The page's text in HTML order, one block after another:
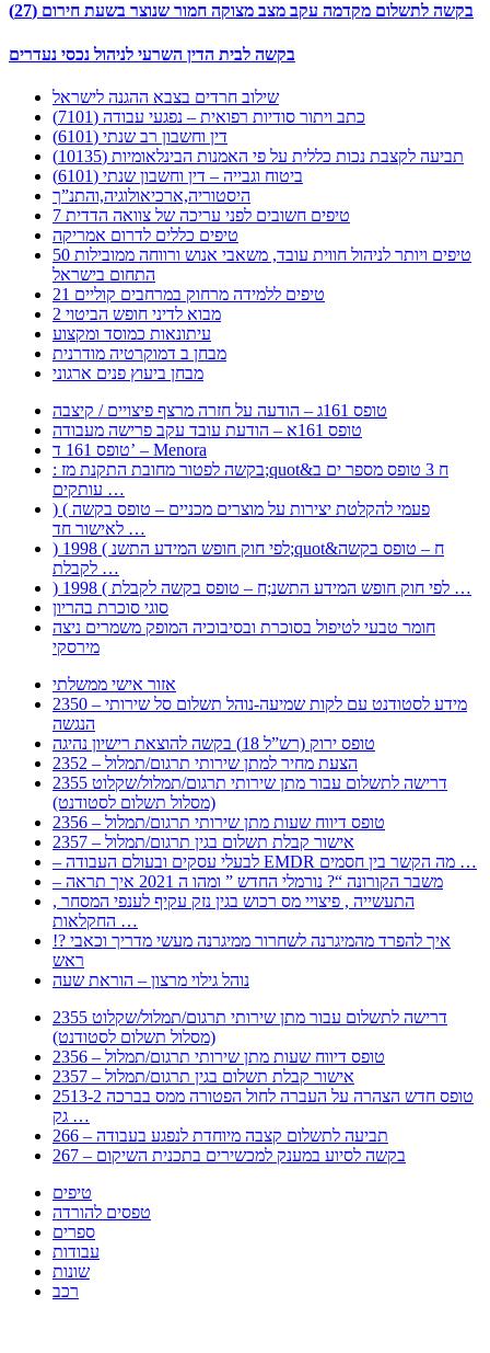
בקשה לתשלום מקדמה עקב מצב מצוקה חמור שנוצר בשעת חירום (27)
בקשה לבית הדין השרעי לניהול נכסי נעדרים
שילוב חרדים בצבא ההגנה לישראל
כתב ויתור סודיות רפואית – נפגעי עבודה (7101)
דין וחשבון רב שנתי (6101)
תביעה לקצבת נכות כללית על פי האמנות הבינלאומיות (10135)
ביטוח וגבייה – דין וחשבון שנתי (6101)
היסטוריה,ארכיאולוגיה,והתנ”ך
7 טיפים חשובים לפני עריכה של צוואה הדדית
טיפים כללים לדרום אמריקה
50 טיפים ויותר לניהול חווית עובד, משאבי אנוש ורווחה ממובילות
התחום בישראל
21 טיפים ללמידה מרחוק במרחבים קוליים
מבוא לדיני חופש הביטוי 2
עיתונאות כמוסד ומקצוע
מבחן ב דמוקרטיה מודרנית
מבחן ביעוץ פנים ארגוני
טופס 161ג – הודעה על חזרה מרצף פיצויים / קיצבה
טופס 161א – הודעת עובד עקב פרישה מעבודה
טופס 161 ד’ – Menora
: בקשה לפטור מחובת התקנת מז;quot&ח 3 טופס מספר ים ב
עותקים …
) ( פעמי להקלטת יצירות על מוצרים מכניים – טופס בקשה
לאישור חד …
) 1998 ( לפי חוק חופש המידע התשנ;quot&ח – טופס בקשה
לקבלת …
) 1998 ( לפי חוק חופש המידע התשנ;ח – טופס בקשה לקבלת …
סוגי סוכרת בהריון
חומר טבעי לטיפול בסוכרת ובסיבוכיה המופק משמרים ניצה
מירסקי
אזור אישי ממשלתי
2350 – מידע לסטודנט עם לקות שמיעה-נוהל תשלום סל שירותי
הנגשה
טופס ירוק (רש”ל 18) בקשה להוצאת רישיון נהיגה
2352 – הצעת מחיר למתן שירותי תרגום/תמלול
2355 דרישה לתשלום עבור מתן שירותי תרגום/תמלול/שקלוט
(מסלול תשלום לסטודנט)
2356 – טופס דיווח שעות מתן שירותי תרגום/תמלול
2357 – אישור קבלת תשלום בגין תרגום/תמלול
– לבעלי עסקים ובעולם העבודה EMDR מה הקשר בין חסמים …
– משבר הקורונה “? נורמלי החדש ” ומהו ה 2021 איך תראה
, התעשייה , פיצויי מס רכוש בגין נזק עקיף לענפי המסחר
החקלאות …
!? איך להפרד מהמיגרנה לשחרור ממיגרנה מעשי מדריך וכאבי
ראש
נוהל גילוי מרצון – הוראת שעה
2355 דרישה לתשלום עבור מתן שירותי תרגום/תמלול/שקלוט
(מסלול תשלום לסטודנט)
2356 – טופס דיווח שעות מתן שירותי תרגום/תמלול
2357 – אישור קבלת תשלום בגין תרגום/תמלול
2513-2 טופס חדש הצהרה על העברה לחול הפטורה ממס בברכה
גק …
266 – תביעה לתשלום קצבה מיוחדת לנפגע בעבודה
267 – בקשה לסיוע במענק למכשירים בתכנית השיקום
טיפים
טפסים להורדה
ספרים
עבודות
שונות
רכב